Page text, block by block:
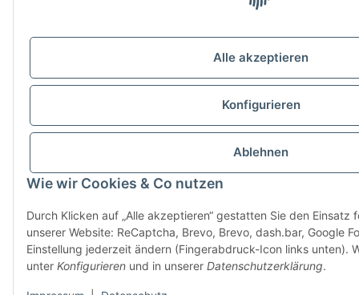
Alle akzeptieren
Konfigurieren
Ablehnen
Wie wir Cookies & Co nutzen
Durch Klicken auf „Alle akzeptieren“ gestatten Sie den Einsatz
unserer Website: ReCaptcha, Brevo, Brevo, dash.bar, Google
Einstellung jederzeit ändern (Fingerabdruck-Icon links unten).
unter Konfigurieren und in unserer Datenschutzerklärung.